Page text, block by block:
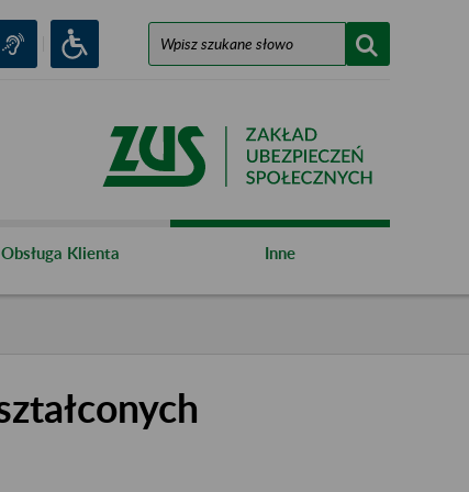
Obsługa Klienta Inne